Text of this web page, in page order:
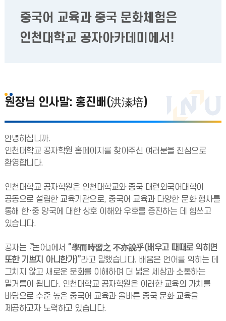
중국어 교육과 중국 문화체험은
인천대학교 공자아카데미에서!
원장님 인사말: 홍진배(洪溱培)
안녕하십니까.
인천대학교 공자학원 홈페이지를 찾아주신 여러분을 진심으로
환영합니다.
인천대학교 공자학원은 인천대학교와 중국 대련외국어대학이
공동으로 설립한 교육기관으로, 중국어 교육과 다양한 문화 행사를
통해 한·중 양국에 대한 상호 이해와 우호를 증진하는 데 힘쓰고
있습니다.
공자는 『논어』에서 “學而時習之 不亦說乎(배우고 때때로 익히면
또한 기쁘지 아니한가)”라고 말했습니다. 배움은 언어를 익히는 데
그치지 않고 새로운 문화를 이해하며 더 넓은 세상과 소통하는
밑거름이 됩니다. 인천대학교 공자학원은 이러한 교육의 가치를
바탕으로 수준 높은 중국어 교육과 올바른 중국 문화 교육을
제공하고자 노력하고 있습니다.